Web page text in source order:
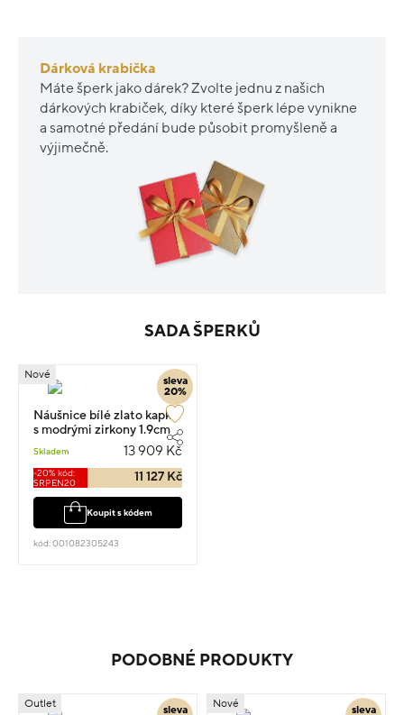
Dárková krabička
Máte šperk jako dárek? Zvolte jednu z našich
dárkových krabiček, díky které šperk lépe vynikne
a samotné předání bude působit promyšleně a
výjimečně.
SADA ŠPERKŮ
sleva
20%
Nové
Náušnice bílé zlato kapka
s modrými zirkony 1.9cm
Skladem 13 909 Kč
-20% kód:
SRPEN20
11 127 Kč
Koupit s kódem
kód: 001082305243
PODOBNÉ PRODUKTY
sleva
Outlet
sleva
Nové